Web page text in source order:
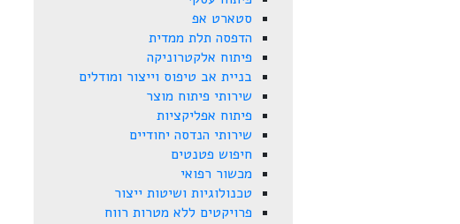
סטארט אפ
הדפסה תלת ממדית
פיתוח אלקטרוניקה
בניית אב טיפוס וייצור ומודלים
שירותי פיתוח מוצר
פיתוח אפליקציות
שירותי הנדסה יחודיים
חיפוש פטנטים
מכשור רפואי
טכנולוגיות ושיטות ייצור
פרויקטים ללא מטרות רווח